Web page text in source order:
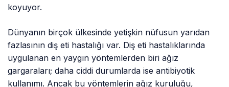
koyuyor.
Dünyanın birçok ülkesinde yetişkin nüfusun yarıdan
fazlasının diş eti hastalığı var. Diş eti hastalıklarında
uygulanan en yaygın yöntemlerden biri ağız
gargaraları; daha ciddi durumlarda ise antibiyotik
kullanımı. Ancak bu yöntemlerin ağız kuruluğu,